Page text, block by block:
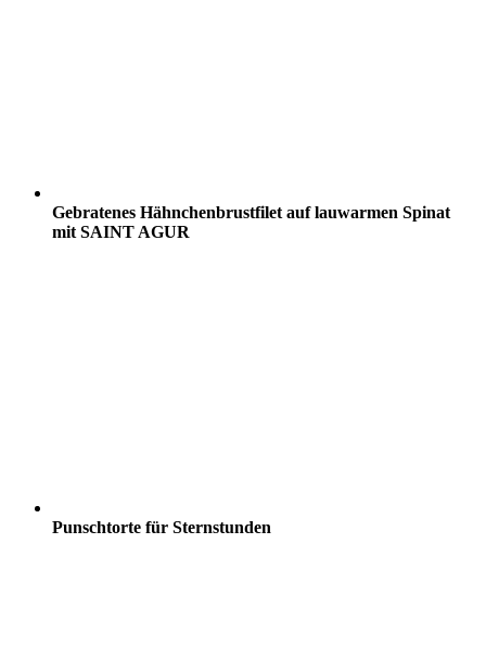
Gebratenes Hähnchenbrustfilet auf lauwarmen Spinat
mit SAINT AGUR
Punschtorte für Sternstunden